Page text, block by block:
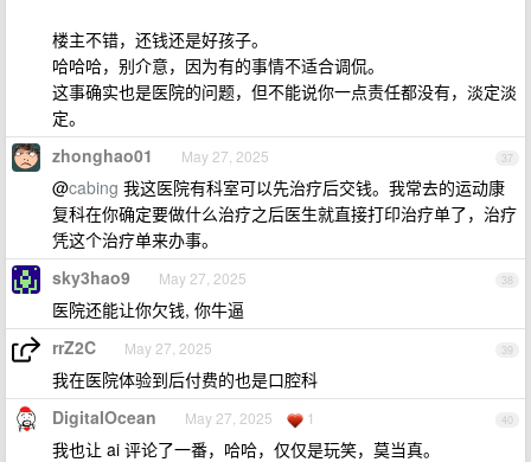
楼主不错，还钱还是好孩子。
哈哈哈，别介意，因为有的事情不适合调侃。
这事确实也是医院的问题，但不能说你一点责任都没有，淡定淡
定。
37
zhonghao01 May 27, 2025
@cabing 我这医院有科室可以先治疗后交钱。我常去的运动康
复科在你确定要做什么治疗之后医生就直接打印治疗单了，治疗
凭这个治疗单来办事。
38
sky3hao9 May 27, 2025
医院还能让你欠钱, 你牛逼
39
rrZ2C May 27, 2025
我在医院体验到后付费的也是口腔科
40
DigitaIOcean May 27, 2025 1
我也让 ai 评论了一番，哈哈，仅仅是玩笑，莫当真。